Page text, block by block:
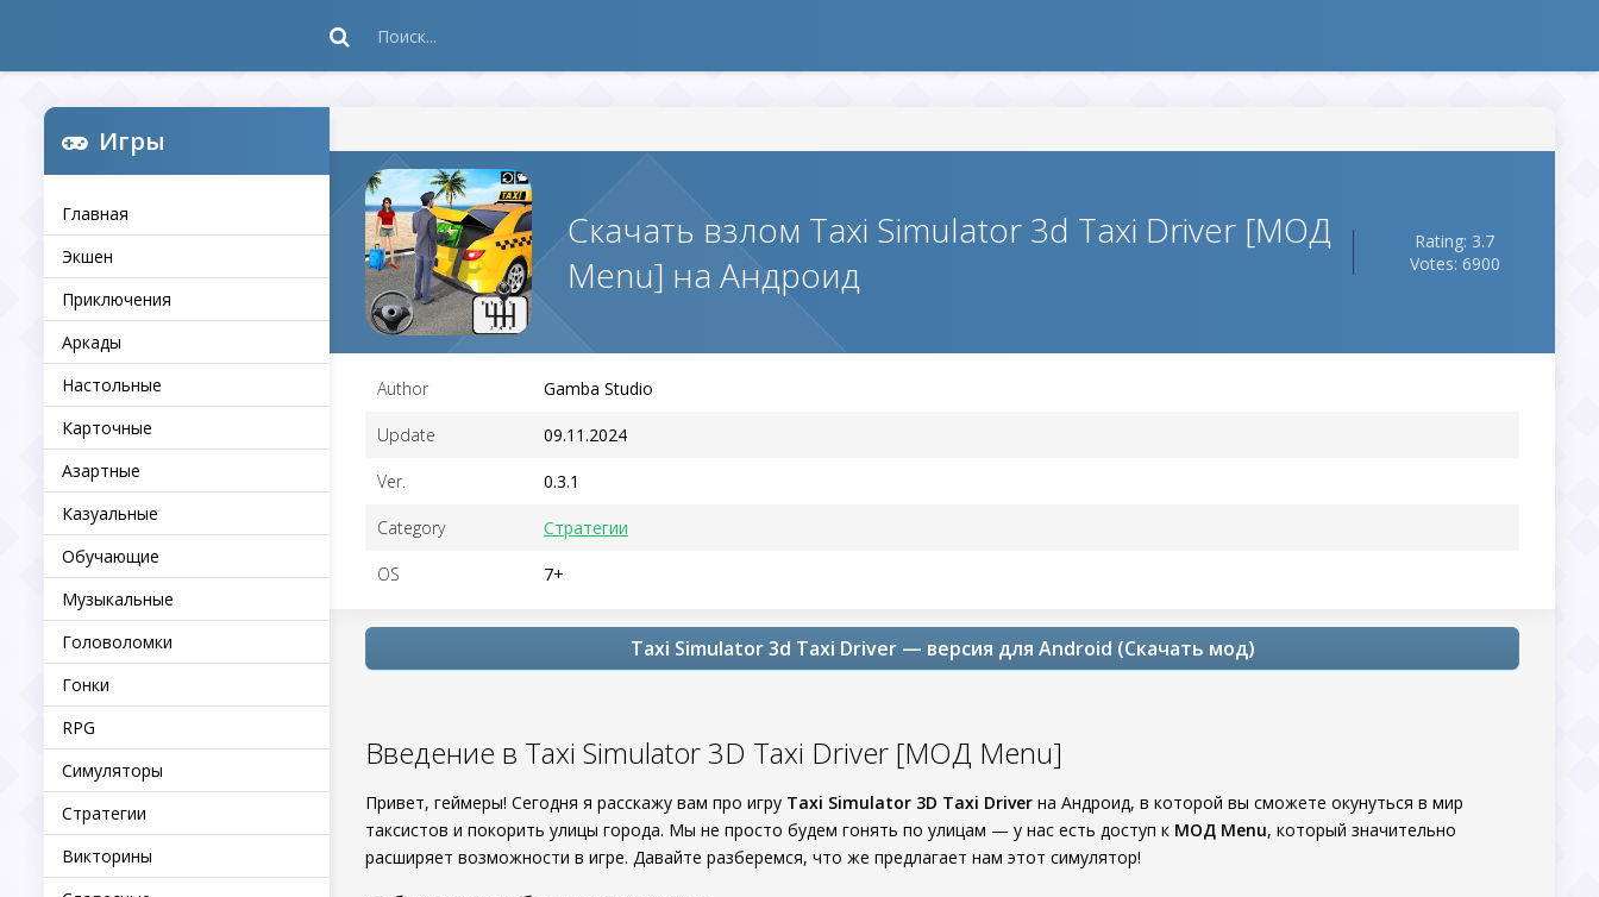
Игры
Главная
Экшен
Приключения
Аркады
Настольные
Карточные
Азартные
Казуальные
Обучающие
Музыкальные
Головоломки
Гонки
RPG
Симуляторы
Стратегии
Викторины
Скачать взлом Taxi Simulator 3d Taxi Driver [МОД
Menu] на Андроид
Rating: 3.7
Votes: 6900
Author Gamba Studio
Update 09.11.2024
Ver. 0.3.1
Category Стратегии
OS 7+
Taxi Simulator 3d Taxi Driver — версия для Android (Скачать мод)
Введение в Taxi Simulator 3D Taxi Driver [МОД Menu]
Привет, геймеры! Сегодня я расскажу вам про игру Taxi Simulator 3D Taxi Driver на Андроид, в которой вы сможете окунуться в мир
таксистов и покорить улицы города. Мы не просто будем гонять по улицам — у нас есть доступ к МОД Menu, который значительно
расширяет возможности в игре. Давайте разберемся, что же предлагает нам этот симулятор!